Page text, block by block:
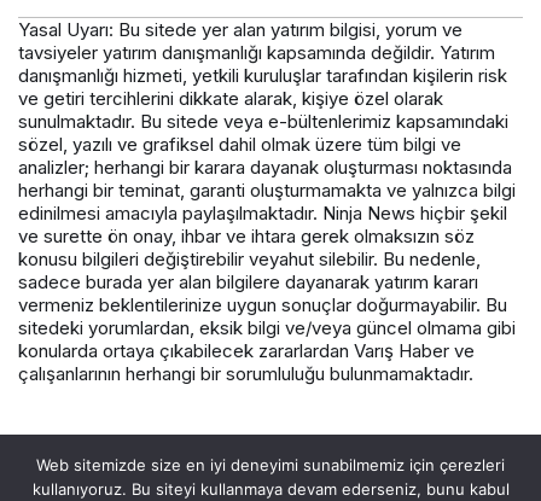
Yasal Uyarı: Bu sitede yer alan yatırım bilgisi, yorum ve
tavsiyeler yatırım danışmanlığı kapsamında değildir. Yatırım
danışmanlığı hizmeti, yetkili kuruluşlar tarafından kişilerin risk
ve getiri tercihlerini dikkate alarak, kişiye özel olarak
sunulmaktadır. Bu sitede veya e-bültenlerimiz kapsamındaki
sözel, yazılı ve grafiksel dahil olmak üzere tüm bilgi ve
analizler; herhangi bir karara dayanak oluşturması noktasında
herhangi bir teminat, garanti oluşturmamakta ve yalnızca bilgi
edinilmesi amacıyla paylaşılmaktadır. Ninja News hiçbir şekil
ve surette ön onay, ihbar ve ihtara gerek olmaksızın söz
konusu bilgileri değiştirebilir veyahut silebilir. Bu nedenle,
sadece burada yer alan bilgilere dayanarak yatırım kararı
vermeniz beklentilerinize uygun sonuçlar doğurmayabilir. Bu
sitedeki yorumlardan, eksik bilgi ve/veya güncel olmama gibi
konularda ortaya çıkabilecek zararlardan Varış Haber ve
çalışanlarının herhangi bir sorumluluğu bulunmamaktadır.
Web sitemizde size en iyi deneyimi sunabilmemiz için çerezleri
kullanıyoruz. Bu siteyi kullanmaya devam ederseniz, bunu kabul